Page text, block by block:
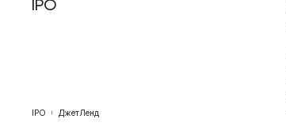
IPO
IPO ДжетЛенд